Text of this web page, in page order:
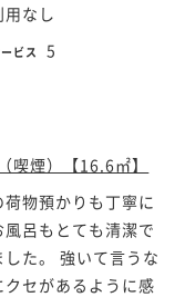
用なし
ビス 5
喫煙）【16.6㎡】
物預かりも丁寧に
呂もとても清潔で
た。 強いて言うな
セがあるように感